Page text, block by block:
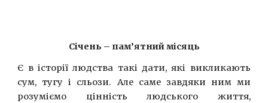
Січень – пам’ятний місяць
Є в історії людства такі дати, які викликають
сум, тугу і сльози. Але саме завдяки ним ми
розуміємо цінність людського життя,